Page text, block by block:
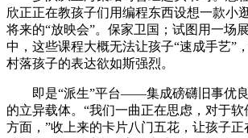
欣正正在教孩子们用编程东西设想一款小
将来的“放映会”。保家卫国；试图用一场
中，这些课程大概无法让孩子“速成手艺”
村落孩子的表达欲如斯强烈。
即是“派生”平台——集成磅礴旧事优良
的立异载体。“我们一曲正在思虑，对于
方面，”收上来的卡片八门五花，让孩子